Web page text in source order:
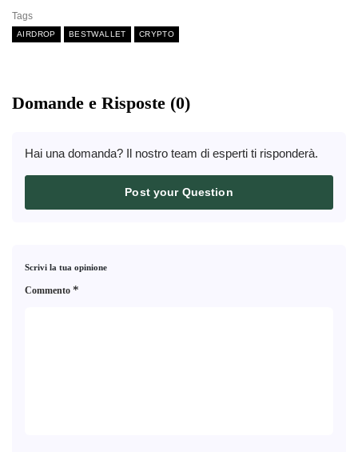
Tags
AIRDROP BESTWALLET CRYPTO
Domande e Risposte (0)
Hai una domanda? Il nostro team di esperti ti risponderà.
Post your Question
Scrivi la tua opinione
Commento *